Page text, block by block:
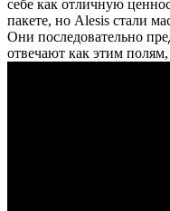
себе как отличную
пакете, но Alesis стали
Они последовательно
отвечают как этим